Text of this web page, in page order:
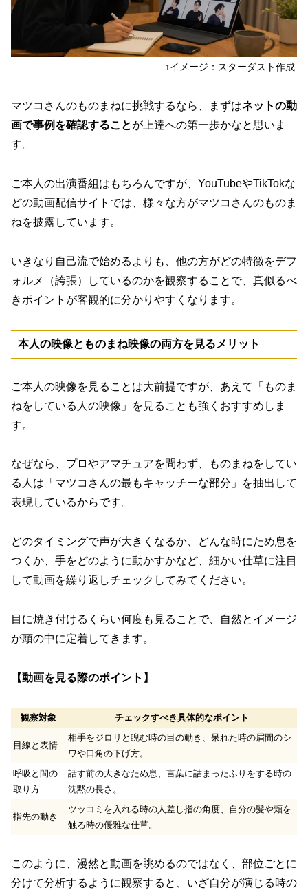
↑イメージ：スターダスト作成
マツコさんのものまねに挑戦するなら、まずはネットの動
画で事例を確認することが上達への第一歩かなと思いま
す。
ご本人の出演番組はもちろんですが、YouTubeやTikTokな
どの動画配信サイトでは、様々な方がマツコさんのものま
ねを披露しています。
いきなり自己流で始めるよりも、 他の方がどの特徴をデフ
ォルメ（誇張）しているのかを観察する ことで、真似るべ
きポイントが客観的に分かりやすくなります。
本人の映像とものまね映像の両方を見るメリット
ご本人の映像を見ることは大前提ですが、あえて「ものま
ねをしている人の映像」を見ることも強くおすすめしま
す。
なぜなら、プロやアマチュアを問わず、ものまねをしてい
る人は「マツコさんの最もキャッチーな部分」を抽出して
表現しているからです。
どのタイミングで声が大きくなるか、どんな時にため息を
つくか、手をどのように動かすかなど、細かい仕草に注目
して動画を繰り返しチェックしてみてください。
目に焼き付けるくらい何度も見ることで、自然とイメージ
が頭の中に定着してきます。
【動画を見る際のポイント】
観察対象 チェックすべき具体的なポイント
目線と表情
相手をジロリと睨む時の目の動き、呆れた時の眉間のシ
ワや口角の下げ方。
呼吸と間の
取り方
話す前の大きなため息、言葉に詰まったふりをする時の
沈黙の長さ。
指先の動き
ツッコミを入れる時の人差し指の角度、自分の髪や頬を
触る時の優雅な仕草。
このように、漫然と動画を眺めるのではなく、部位ごとに
分けて分析するように観察すると、いざ自分が演じる時の